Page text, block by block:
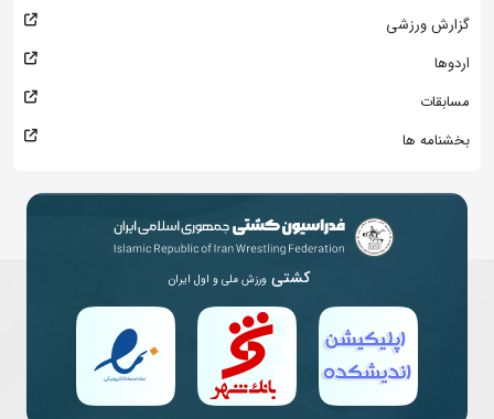
گزارش ورزشی
اردوها
مسابقات
بخشنامه ها
کشتی ورزش ملی و اول ایران